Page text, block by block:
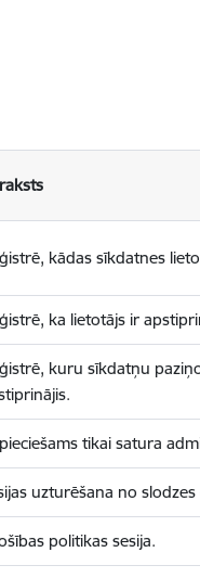
kādas sīkdatnes
ka lietotājs ir
kuru sīkdatņu
tikai satura
uzturēšana no
politikas sesija.